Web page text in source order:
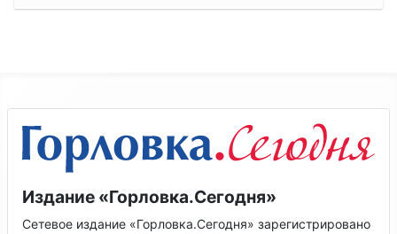
Издание «Горловка.Сегодня»
Сетевое издание «Горловка.Сегодня» зарегистрировано